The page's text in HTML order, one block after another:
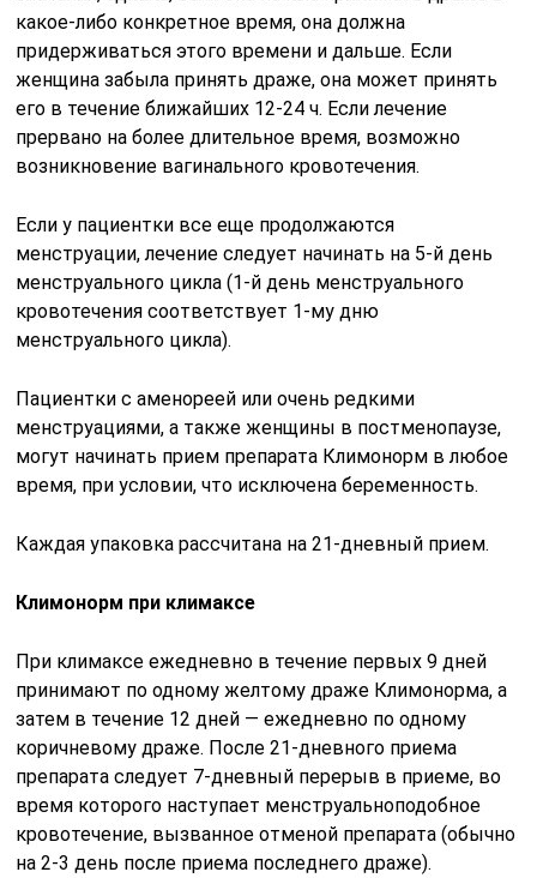
какое-либо конкретное время, она должна
придерживаться этого времени и дальше. Если
женщина забыла принять драже, она может принять
его в течение ближайших 12-24 ч. Если лечение
прервано на более длительное время, возможно
возникновение вагинального кровотечения.
Если у пациентки все еще продолжаются
менструации, лечение следует начинать на 5-й день
менструального цикла (1-й день менструального
кровотечения соответствует 1-му дню
менструального цикла).
Пациентки с аменореей или очень редкими
менструациями, а также женщины в постменопаузе,
могут начинать прием препарата Климонорм в любое
время, при условии, что исключена беременность.
Каждая упаковка рассчитана на 21-дневный прием.
Климонорм при климаксе
При климаксе ежедневно в течение первых 9 дней
принимают по одному желтому драже Климонорма, а
затем в течение 12 дней — ежедневно по одному
коричневому драже. После 21-дневного приема
препарата следует 7-дневный перерыв в приеме, во
время которого наступает менструальноподобное
кровотечение, вызванное отменой препарата (обычно
на 2-3 день после приема последнего драже).